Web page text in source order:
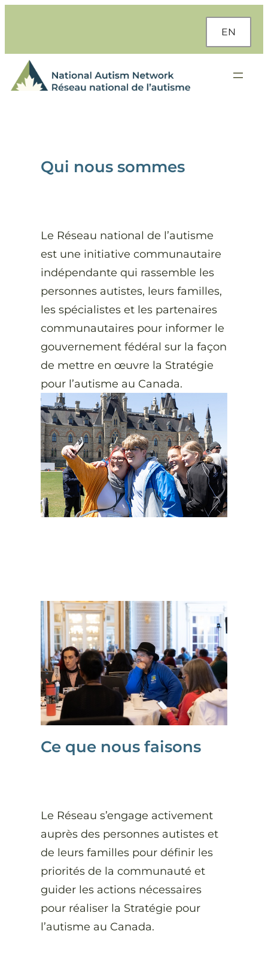
contenu
EN
Qui nous sommes
Le Réseau national de l’autisme
est une initiative communautaire
indépendante qui rassemble les
personnes autistes, leurs familles,
les spécialistes et les partenaires
communautaires pour informer le
gouvernement fédéral sur la façon
de mettre en œuvre la Stratégie
pour l’autisme au Canada.
Ce que nous faisons
Le Réseau s’engage activement
auprès des personnes autistes et
de leurs familles pour définir les
priorités de la communauté et
guider les actions nécessaires
pour réaliser la Stratégie pour
l’autisme au Canada.